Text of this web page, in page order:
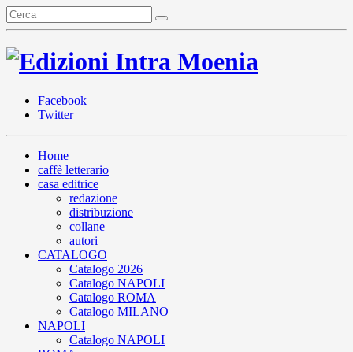
Facebook
Twitter
Home
caffè letterario
casa editrice
redazione
distribuzione
collane
autori
CATALOGO
Catalogo 2026
Catalogo NAPOLI
Catalogo ROMA
Catalogo MILANO
NAPOLI
Catalogo NAPOLI